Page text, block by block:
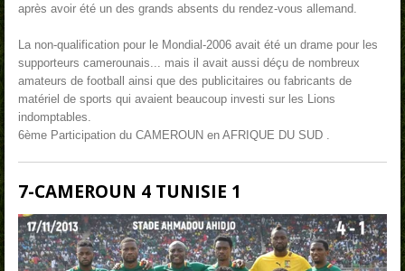
après avoir été un des grands absents du rendez-vous allemand.
La non-qualification pour le Mondial-2006 avait été un drame pour les
supporteurs camerounais... mais il avait aussi déçu de nombreux
amateurs de football ainsi que des publicitaires ou fabricants de
matériel de sports qui avaient beaucoup investi sur les Lions
indomptables.
6ème Participation du CAMEROUN en AFRIQUE DU SUD .
7-CAMEROUN 4 TUNISIE 1